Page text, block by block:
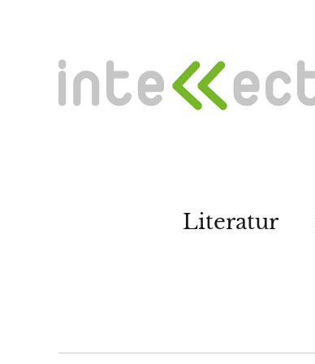
Literatur